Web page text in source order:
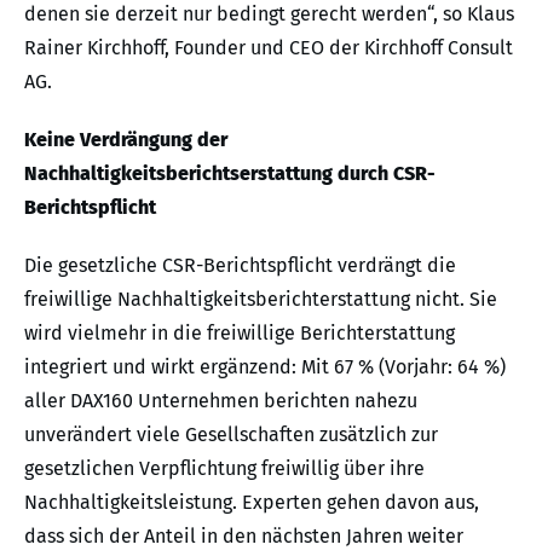
denen sie derzeit nur bedingt gerecht werden“, so Klaus
Rainer Kirchhoff, Founder und CEO der Kirchhoff Consult
AG.
Keine Verdrängung der
Nachhaltigkeitsberichtserstattung durch CSR-
Berichtspflicht
Die gesetzliche CSR-Berichtspflicht verdrängt die
freiwillige Nachhaltigkeitsberichterstattung nicht. Sie
wird vielmehr in die freiwillige Berichterstattung
integriert und wirkt ergänzend: Mit 67 % (Vorjahr: 64 %)
aller DAX160 Unternehmen berichten nahezu
unverändert viele Gesellschaften zusätzlich zur
gesetzlichen Verpflichtung freiwillig über ihre
Nachhaltigkeitsleistung. Experten gehen davon aus,
dass sich der Anteil in den nächsten Jahren weiter